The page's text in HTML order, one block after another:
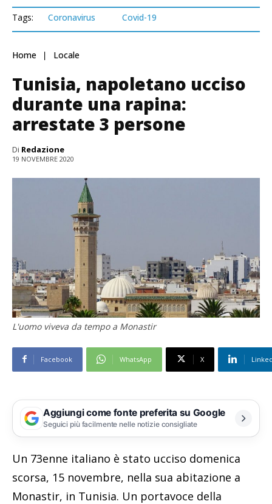
Tags: Coronavirus Covid-19
Home Locale
Tunisia, napoletano ucciso
durante una rapina:
arrestate 3 persone
Di Redazione
19 NOVEMBRE 2020
L'uomo viveva da tempo a Monastir
Facebook WhatsApp X
Aggiungi come fonte preferita su Google
Seguici più facilmente nelle notizie consigliate
Un 73enne italiano è stato ucciso domenica
scorsa, 15 novembre, nella sua abitazione a
Monastir, in Tunisia. Un portavoce della